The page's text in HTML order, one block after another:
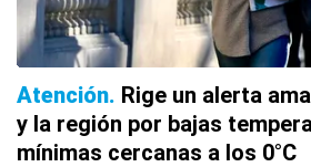
Atención Rige un alerta
y la región por bajas
mínimas cercanas a los 0°C